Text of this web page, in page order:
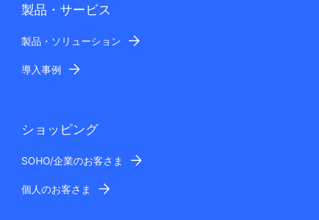
製品・サービス
製品・ソリューション
導入事例
ショッピング
SOHO/企業のお客さま
個人のお客さま